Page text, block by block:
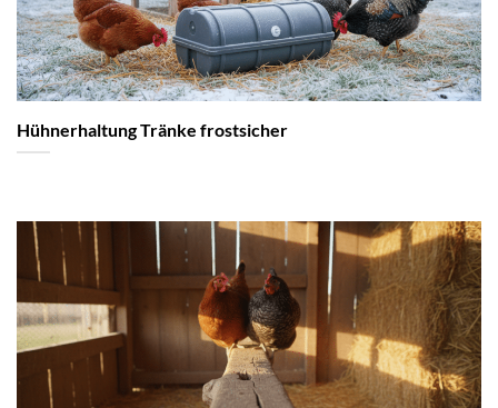
Hühnerhaltung Tränke frostsicher